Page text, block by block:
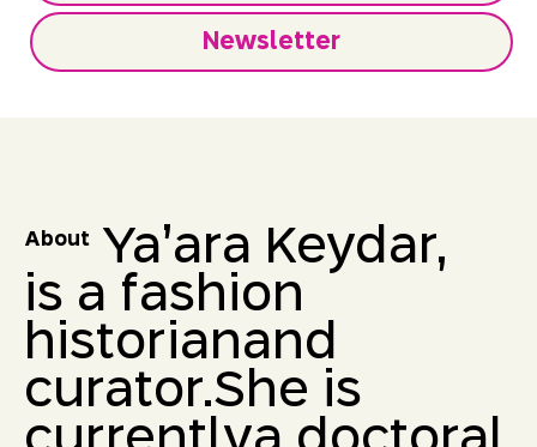
Newsletter
About
Ya’ara Keydar,
is a fashion
historianand
curator.She is